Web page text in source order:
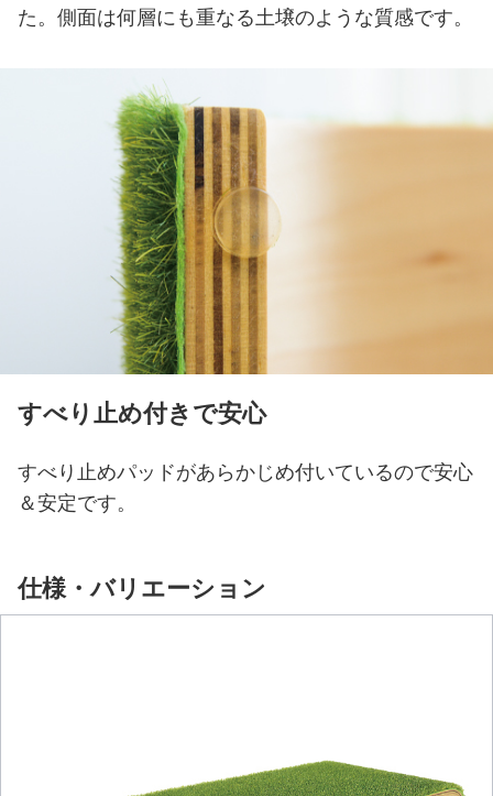
た。側面は何層にも重なる土壌のような質感です。
すべり止め付きで安心
すべり止めパッドがあらかじめ付いているので安心
＆安定です。
仕様・バリエーション